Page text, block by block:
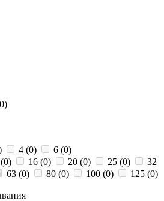
0)
4 (0) 6 (0)
0) 16 (0) 20 (0) 25 (0)
32
63 (0) 80 (0) 100 (0) 125 (0)